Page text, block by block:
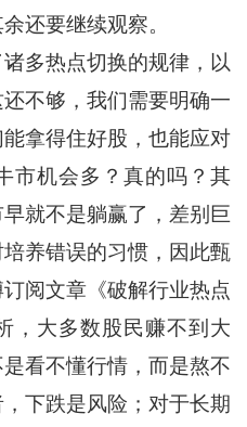
还要继续观察。
热点切换的规律，以
不够，我们需要明确一
拿得住好股，也能应对
市机会多？真的吗？其
就不是躺赢了，差别巨
养错误的习惯，因此甄
阅文章《破解行业热点
，大多数股民赚不到大
看不懂行情，而是熬不
下跌是风险；对于长期